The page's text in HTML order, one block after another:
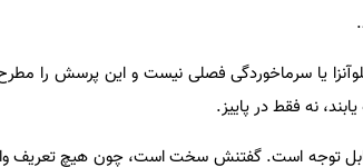
که کووید-۱۹ به اندازه‌ آنفلوآنزا یا سرماخوردگی فصلی نیست و این
قابل توجه است. گفتنش سخت است، چون هیچ تعریف